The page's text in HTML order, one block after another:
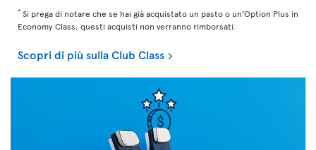
* Si prega di notare che se hai già acquistato un pasto o un'Option Plus in
Economy Class, questi acquisti non verranno rimborsati.
Scopri di più sulla Club Class